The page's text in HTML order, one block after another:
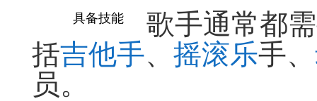
具备技能
歌手通常都
括吉他手、摇滚乐手、
员。